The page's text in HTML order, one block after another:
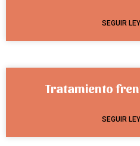
SEGUIR
Tratamiento
SEGUIR